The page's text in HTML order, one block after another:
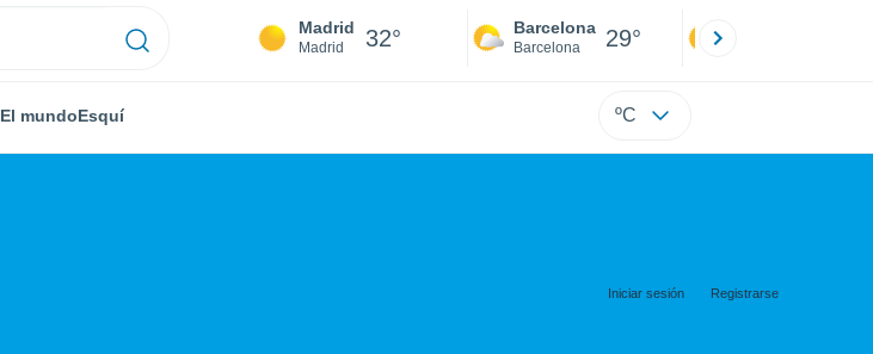
Madrid
Madrid 32° Barcelona
Barcelona 29°
El mundoEsquí ºC
Iniciar sesión Registrarse